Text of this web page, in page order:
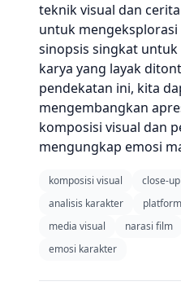
teknik visual dan
untuk
sinopsis singkat
karya yang layak
pendekatan ini, kita
mengembangkan
komposisi visual dan
mengungkap emosi
komposisi visual close-
analisis karakter
media visual
narasi film
emosi karakter